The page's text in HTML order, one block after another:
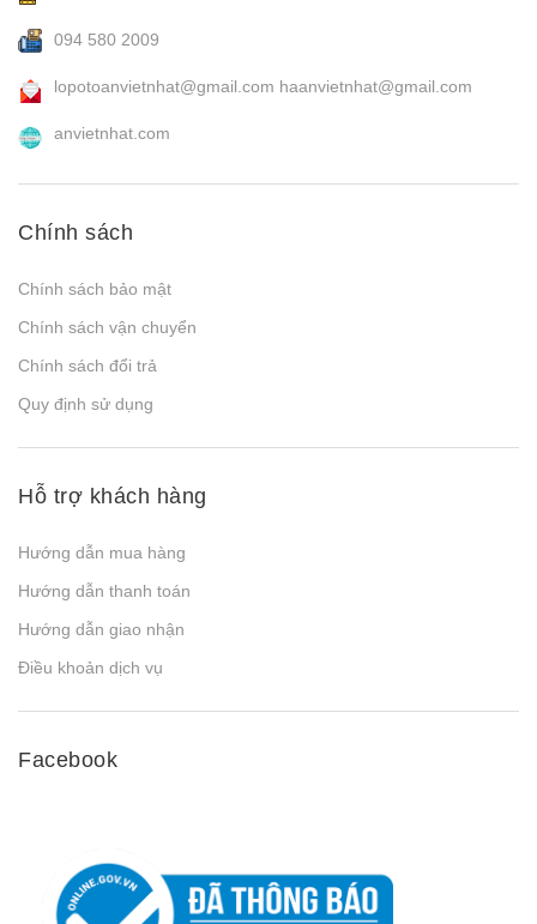
094 580 2009
lopotoanvietnhat@gmail.com haanvietnhat@gmail.com
anvietnhat.com
Chính sách
Chính sách bảo mật
Chính sách vận chuyển
Chính sách đổi trả
Quy định sử dụng
Hỗ trợ khách hàng
Hướng dẫn mua hàng
Hướng dẫn thanh toán
Hướng dẫn giao nhận
Điều khoản dịch vụ
Facebook